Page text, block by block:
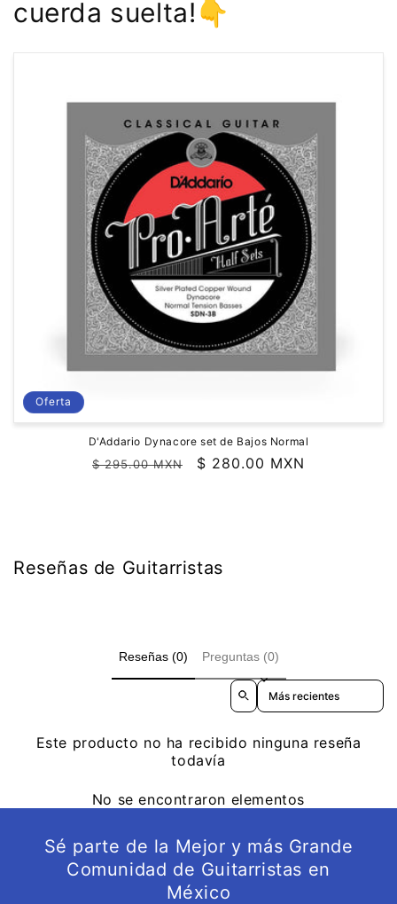
cuerda suelta!👇
Oferta
D'Addario Dynacore set de Bajos Normal
Precio
$ 295.00 MXN
Precio
$ 280.00 MXN
Reseñas de Guitarristas
Reseñas (0) Preguntas (0)
Sort reviews by
Este producto no ha recibido ninguna reseña
todavía
No se encontraron elementos
Sé parte de la Mejor y más Grande
Comunidad de Guitarristas en
México